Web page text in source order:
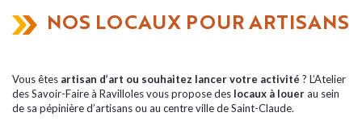
NOS LOCAUX POUR ARTISANS
Vous êtes artisan d’art ou souhaitez lancer votre activité ? L’Atelier
des Savoir-Faire à Ravilloles vous propose des locaux à louerau sein
de sa pépinière d’artisans ou au centre ville de Saint-Claude.